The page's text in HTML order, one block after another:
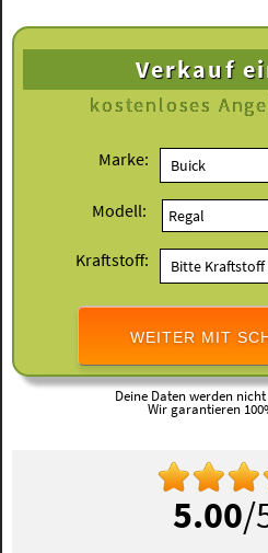
Verkauf
kostenloses
Marke:
Modell:
Kraftstoff:
WEITER MIT
Deine Daten werden
Wir garantieren
5.00/